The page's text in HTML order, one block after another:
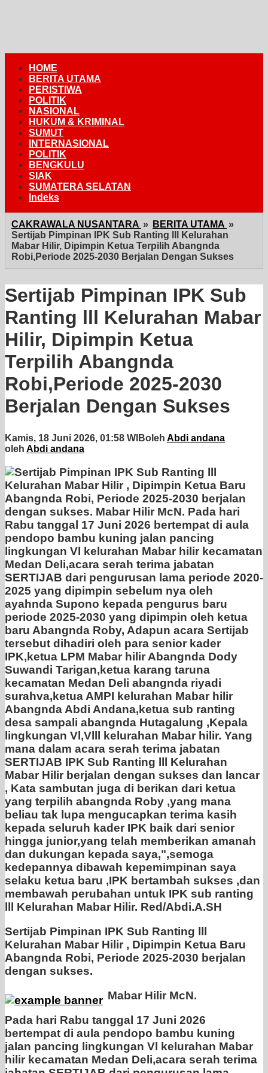
HOME
BERITA UTAMA
PERISTIWA
POLITIK
NASIONAL
HUKUM & KRIMINAL
SUMUT
INTERNASIONAL
POLITIK
BENGKULU
SIAK
SUMATERA SELATAN
Indeks
CAKRAWALA NUSANTARA » BERITA UTAMA »
Sertijab Pimpinan IPK Sub Ranting lll Kelurahan
Mabar Hilir, Dipimpin Ketua Terpilih Abangnda
Robi,Periode 2025-2030 Berjalan Dengan Sukses
Sertijab Pimpinan IPK Sub
Ranting lll Kelurahan Mabar
Hilir, Dipimpin Ketua
Terpilih Abangnda
Robi,Periode 2025-2030
Berjalan Dengan Sukses
Kamis, 18 Juni 2026, 01:58 WIBoleh Abdi andana
oleh Abdi andana
Sertijab Pimpinan IPK Sub Ranting lll
Kelurahan Mabar Hilir , Dipimpin Ketua Baru
Abangnda Robi, Periode 2025-2030 berjalan
dengan sukses.
Mabar Hilir McN.
Pada hari Rabu tanggal 17 Juni 2026
bertempat di aula pendopo bambu kuning
jalan pancing lingkungan Vl kelurahan Mabar
hilir kecamatan Medan Deli,acara serah terima